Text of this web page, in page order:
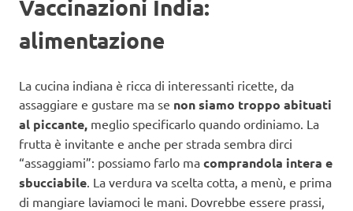
Vaccinazioni India:
alimentazione
La cucina indiana è ricca di interessanti ricette, da
assaggiare e gustare ma se non siamo troppo abituati
al piccante, meglio specificarlo quando ordiniamo. La
frutta è invitante e anche per strada sembra dirci
“assaggiami”: possiamo farlo ma comprandola intera e
sbucciabile . La verdura va scelta cotta, a menù, e prima
di mangiare laviamoci le mani. Dovrebbe essere prassi,